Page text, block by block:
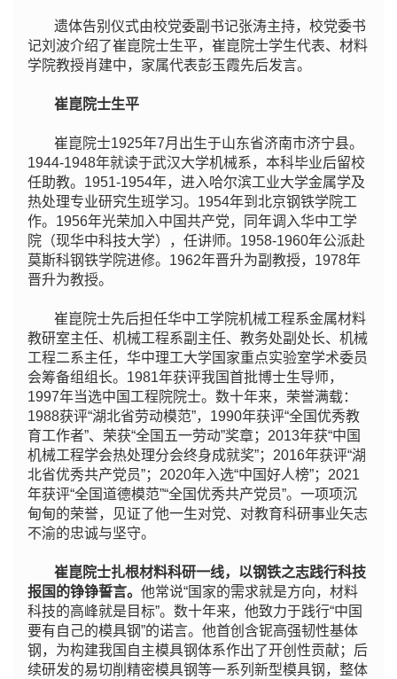
遗体告别仪式由校党委副书记张涛主持，校党委书
记刘波介绍了崔崑院士生平，崔崑院士学生代表、材料
学院教授肖建中，家属代表彭玉霞先后发言。
崔崑院士生平
崔崑院士1925年7月出生于山东省济南市济宁县。
1944-1948年就读于武汉大学机械系，本科毕业后留校
任助教。1951-1954年，进入哈尔滨工业大学金属学及
热处理专业研究生班学习。1954年到北京钢铁学院工
作。1956年光荣加入中国共产党，同年调入华中工学
院（现华中科技大学），任讲师。1958-1960年公派赴
莫斯科钢铁学院进修。1962年晋升为副教授，1978年
晋升为教授。
崔崑院士先后担任华中工学院机械工程系金属材料
教研室主任、机械工程系副主任、教务处副处长、机械
工程二系主任，华中理工大学国家重点实验室学术委员
会筹备组组长。1981年获评我国首批博士生导师，
1997年当选中国工程院院士。数十年来，荣誉满载：
1988获评“湖北省劳动模范”，1990年获评“全国优秀教
育工作者”、荣获“全国五一劳动”奖章；2013年获“中国
机械工程学会热处理分会终身成就奖”；2016年获评“湖
北省优秀共产党员”；2020年入选“中国好人榜”；2021
年获评“全国道德模范”“全国优秀共产党员”。一项项沉
甸甸的荣誉，见证了他一生对党、对教育科研事业矢志
不渝的忠诚与坚守。
崔崑院士扎根材料科研一线，以钢铁之志践行科技
报国的铮铮誓言。他常说“国家的需求就是方向，材料
科技的高峰就是目标”。数十年来，他致力于践行“中国
要有自己的模具钢”的诺言。他首创含铌高强韧性基体
钢，为构建我国自主模具钢体系作出了开创性贡献；后
续研发的易切削精密模具钢等一系列新型模具钢，整体